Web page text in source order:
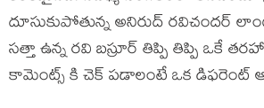
దూసుకుపోతున్న అనిరుద్ రవిచందర్
సత్తా ఉన్న రవి బస్రూర్ తిప్పి తిప్పి ఒకే
కామెంట్స్ కి చెక్ పడాలంటే ఒక డిఫరెంట్